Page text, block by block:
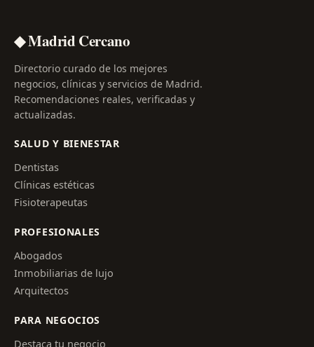
◆ Madrid Cercano
Directorio curado de los mejores
negocios, clínicas y servicios de Madrid.
Recomendaciones reales, verificadas y
actualizadas.
SALUD Y BIENESTAR
Dentistas
Clínicas estéticas
Fisioterapeutas
PROFESIONALES
Abogados
Inmobiliarias de lujo
Arquitectos
PARA NEGOCIOS
Destaca tu negocio